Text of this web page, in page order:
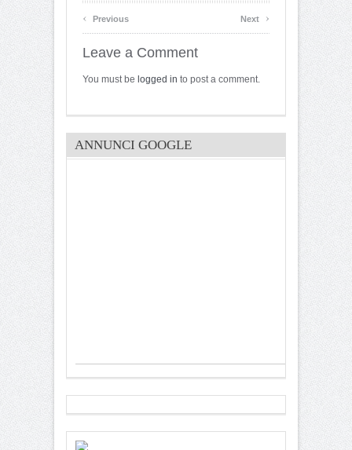
‹ Previous Next ›
Leave a Comment
You must be logged in to post a comment.
ANNUNCI GOOGLE